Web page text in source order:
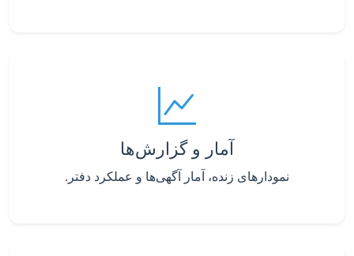
آمار و گزارش‌ها
نمودارهای زنده، آمار آگهی‌ها و عملکرد دفتر.